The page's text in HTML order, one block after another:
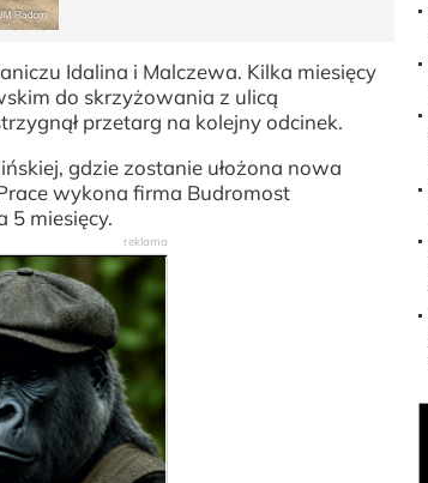
Idalina i Malczewa. Kilka miesięcy
do skrzyżowania z ulicą
przetarg na kolejny odcinek.
gdzie zostanie ułożona nowa
wykona firma Budromost
5 miesięcy.